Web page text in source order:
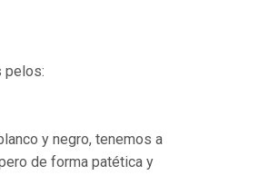
pelos:
y negro, tenemos a
de forma patética y